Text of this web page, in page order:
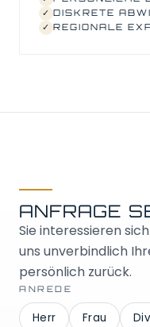
✓ DISKRETE
✓ REGIONALE
ANFRAGE
Sie interessieren
uns unverbindlich
persönlich zurück.
ANREDE
Herr Frau